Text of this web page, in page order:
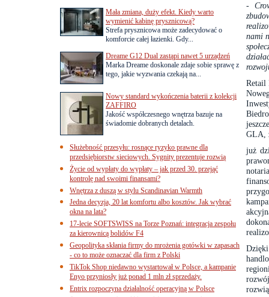
-
nami
Retail
GLA,
już
Mała zmiana, duży efekt. Kiedy warto
wymienić kabinę prysznicową?
Strefa prysznicowa może zadecydować o
komforcie całej łazienki. Gdy...
Dreame G12 Dual zastąpi nawet 5 urządzeń
Marka Dreame doskonale zdaje sobie sprawę z
tego, jakie wyzwania czekają na...
Nowy standard wykończenia baterii z kolekcji
ZAFFIRO
Jakość współczesnego wnętrza bazuje na
świadomie dobranych detalach.
Służebność przesyłu: rosnące ryzyko prawne dla
przedsiębiorstw sieciowych. Sygnity prezentuje rozwią
Życie od wypłaty do wypłaty – jak przed 30. przejąć
kontrolę nad swoimi finansami?
Wnętrza z duszą w stylu Scandinavian Warmth
Jedna decyzja, 20 lat komfortu albo kosztów. Jak wybrać
okna na lata?
17-lecie SOFTSWISS na Torze Poznań: integracja zespołu
za kierownicą bolidów F4
Geopolityka skłania firmy do mrożenia gotówki w zapasach
- co to może oznaczać dla firm z Polski
TikTok Shop niedawno wystartował w Polsce, a kampanie
Enyo przyniosły już ponad 1 mln zł sprzedaży.
Entrix rozpoczyna działalność operacyjną w Polsce